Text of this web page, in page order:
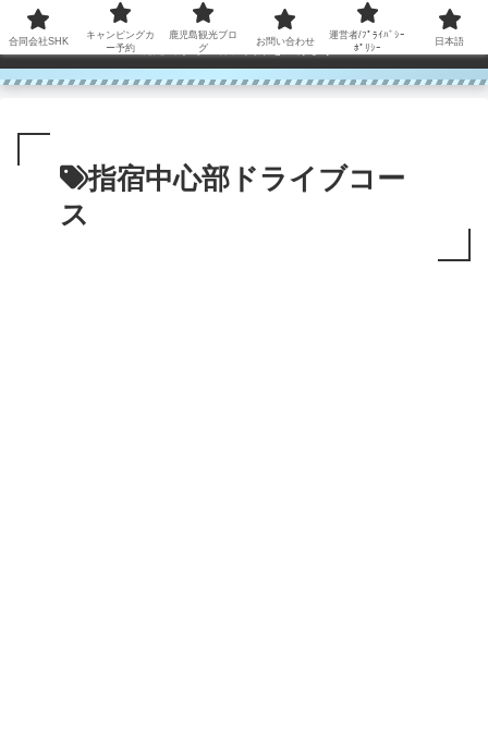
コンテンツへスキップ
鹿児島から世界に笑顔を広げます！
指宿中心部ドライブコー
ス
合同会社SHK
キャンピングカ
ー予約
鹿児島観光ブロ
グ
お問い合わせ
運営者/ﾌﾟﾗｲﾊﾞｼｰ
ﾎﾟﾘｼｰ
日本語